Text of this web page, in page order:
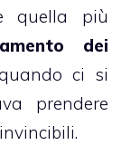
quella più
dei
ci si
prendere